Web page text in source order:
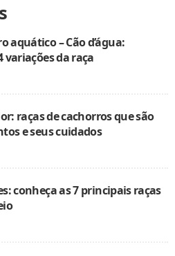
aquático – Cão d’água:
variações da raça
raças de cachorros que são
e seus cuidados
conheça as 7 principais raças